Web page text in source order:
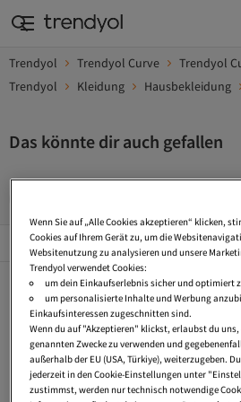
Trendyol Trendyol Curve Trendyol
Trendyol
Kleidung Hausbekleidung
Das könnte dir auch gefallen
Beliebte Seiten
Pyjama 3Xl Pyjama Sets Winter
Pyjamas Kariert
Weihnachten
Satin Pyjama Kurz
Pyjama Mit Spitze
Damenuhren Xxl
Pyjama Petite
Wenn Sie auf „Alle Cookies akzeptieren“ klicken,
Cookies auf Ihrem Gerät zu, um die
Websitenutzung zu analysieren und unsere
Trendyol verwendet Cookies:
um dein Einkaufserlebnis sicher und optimiert
um personalisierte Inhalte und Werbung
Einkaufsinteressen zugeschnitten sind.
Wenn du auf "Akzeptieren" klickst, erlaubst du uns,
genannten Zwecke zu verwenden und
außerhalb der EU (USA, Türkiye), weiterzugeben.
jederzeit in den Cookie-Einstellungen unter
zustimmst, werden nur technisch notwendige